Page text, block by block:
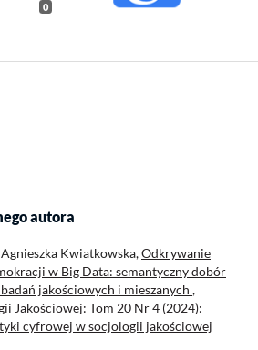
0
autora
Kwiatkowska,Odkrywanie
w Big Data: semantyczny dobór
jakościowych i mieszanych ,
Jakościowej: Tom 20 Nr 4 (2024):
cyfrowej w socjologii jakościowej